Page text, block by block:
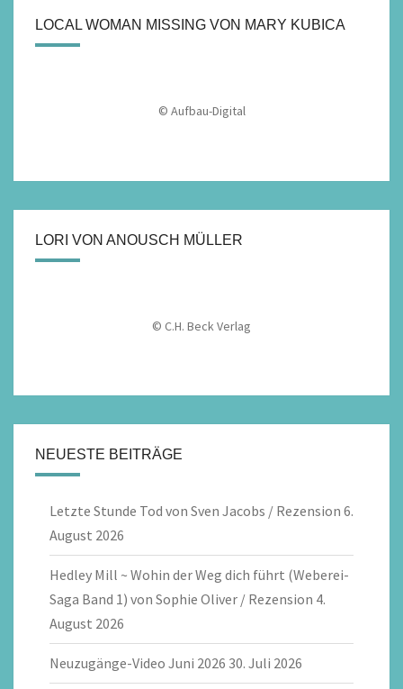
LOCAL WOMAN MISSING VON MARY KUBICA
© Aufbau-Digital
LORI VON ANOUSCH MÜLLER
© C.H. Beck Verlag
NEUESTE BEITRÄGE
Letzte Stunde Tod von Sven Jacobs / Rezension 6.
August 2026
Hedley Mill ~ Wohin der Weg dich führt (Weberei-
Saga Band 1) von Sophie Oliver / Rezension 4.
August 2026
Neuzugänge-Video Juni 2026 30. Juli 2026